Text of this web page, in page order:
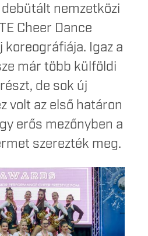
nemzetközi
Cheer Dance
koreográfiája. Igaz a
már több külföldi
de sok új
volt az első határon
erős mezőnyben a
szerezték meg.